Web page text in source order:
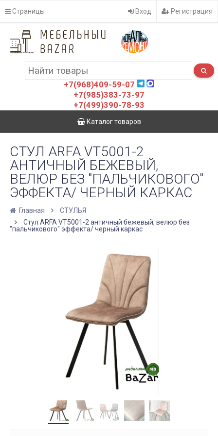
Страницы Вход Регистрация
+7(968)409-59-07
+7(985)383-73-97
+7(499)390-78-93
Каталог товаров
СТУЛ ARFA VT5001-2
АНТИЧНЫЙ БЕЖЕВЫЙ,
ВЕЛЮР БЕЗ "ПАЛЬЧИКОВОГО"
ЭФФЕКТА/ ЧЕРНЫЙ КАРКАС
Главная
СТУЛЬЯ
Стул ARFA VT5001-2 античный бежевый, велюр без
"пальчикового" эффекта/ черный каркас